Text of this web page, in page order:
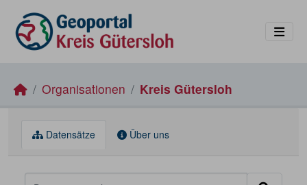
Organisationen Kreis Gütersloh
Datensätze Über uns